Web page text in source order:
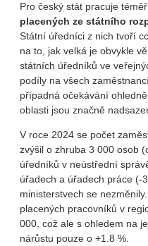
Pro český stát pracuje
placených ze státního
Státní úředníci z nich tvoří
na to, jak velká je obvykle
státních úředníků ve
podíly na všech
případná očekávání
oblasti jsou značně
V roce 2024 se počet
zvýšil o zhruba 3 000 osob
úředníků v neústřední
úřadech a úřadech práce (-
ministerstvech se
placených pracovníků v
000, což ale s ohledem na
nárůstu pouze o +1.8 %.